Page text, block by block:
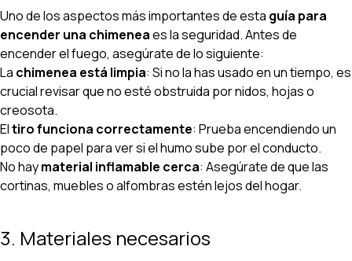
Uno de los aspectos más importantes de esta guía para
encender una chimeneaes la seguridad. Antes de
encender el fuego, asegúrate de lo siguiente:
La chimenea está limpia: Si no la has usado en un tiempo, es
crucial revisar que no esté obstruida por nidos, hojas o
creosota.
Eltiro funciona correctamente: Prueba encendiendo un
poco de papel para ver si el humo sube por el conducto.
No haymaterial inflamable cerca: Asegúrate de que las
cortinas, muebles o alfombras estén lejos del hogar.
3. Materiales necesarios